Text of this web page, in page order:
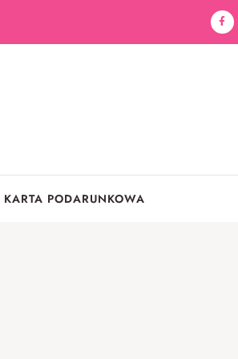
KARTA PODARUNKOWA